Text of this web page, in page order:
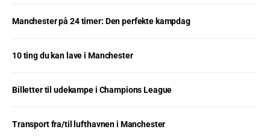
Manchester på 24 timer: Den perfekte kampdag
10 ting du kan lave i Manchester
Billetter til udekampe i Champions League
Transport fra/til lufthavnen i Manchester